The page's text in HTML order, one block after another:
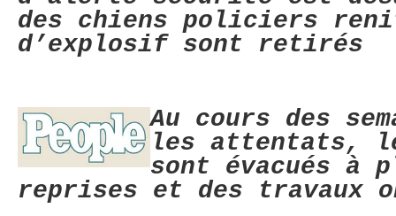
des chiens policiers
d’explosif sont retirés
Au cours des
les attentats,
sont évacués à
reprises et des travaux